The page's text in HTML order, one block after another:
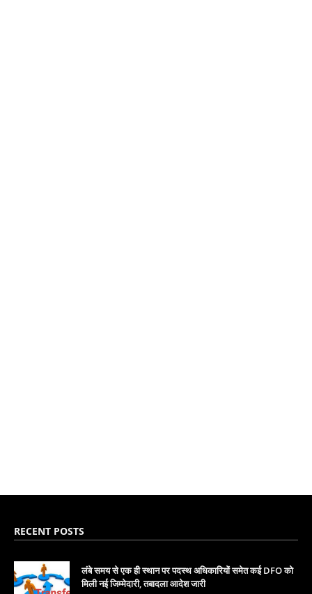
RECENT POSTS
लंबे समय से एक ही स्थान पर पदस्थ अधिकारियों समेत कई DFO को
मिली नई जिम्मेदारी, तबादला आदेश जारी